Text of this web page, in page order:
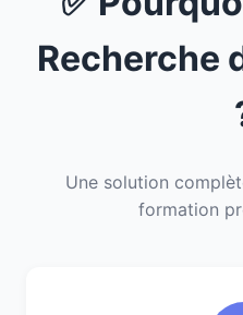
Recherche
Une solution
formation